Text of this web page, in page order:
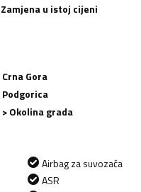
Zamjena u istoj cijeni
Crna Gora
Podgorica
> Okolina grada
Airbag za suvozača
ASR